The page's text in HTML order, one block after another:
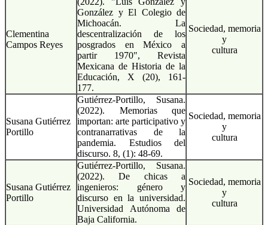
Clementina
Campos Reyes
González y El Colegio de
Michoacán. La
descentralización de los
posgrados en México a
partir 1970", Revista
Mexicana de Historia de la
Educación, X (20), 161-
177.
Sociedad, memoria
y
cultura
Susana Gutiérrez
Portillo
Gutiérrez-Portillo, Susana.
(2022). Memorias que
importan: arte participativo y
contranarrativas de la
pandemia. Estudios del
discurso. 8, (1): 48-69.
Sociedad, memoria
y
cultura
Susana Gutiérrez
Portillo
Gutiérrez-Portillo, Susana.
(2022). De chicas a
ingenieros: género y
discurso en la universidad.
Universidad Autónoma de
Baja California.
Sociedad, memoria
y
cultura